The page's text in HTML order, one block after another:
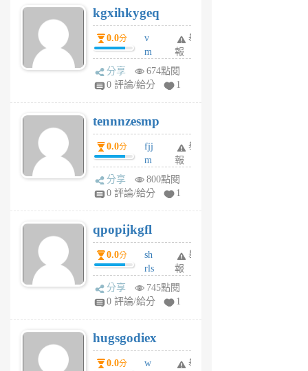
6
個
月
前
kgxihkygeq
0.0分
v
m
sg
sr
6
個
月
前
舉
報
分享
674點閱
0 評論/給分
1
tennnzesmp
0.0分
fjj
m
w
rs
6
個
月
前
舉
報
分享
800點閱
0 評論/給分
1
qpopijkgfl
0.0分
sh
rls
k
m
6
個
月
舉
報
分享
745點閱
0 評論/給分
1
hugsgodiex
0.0分
w
舉